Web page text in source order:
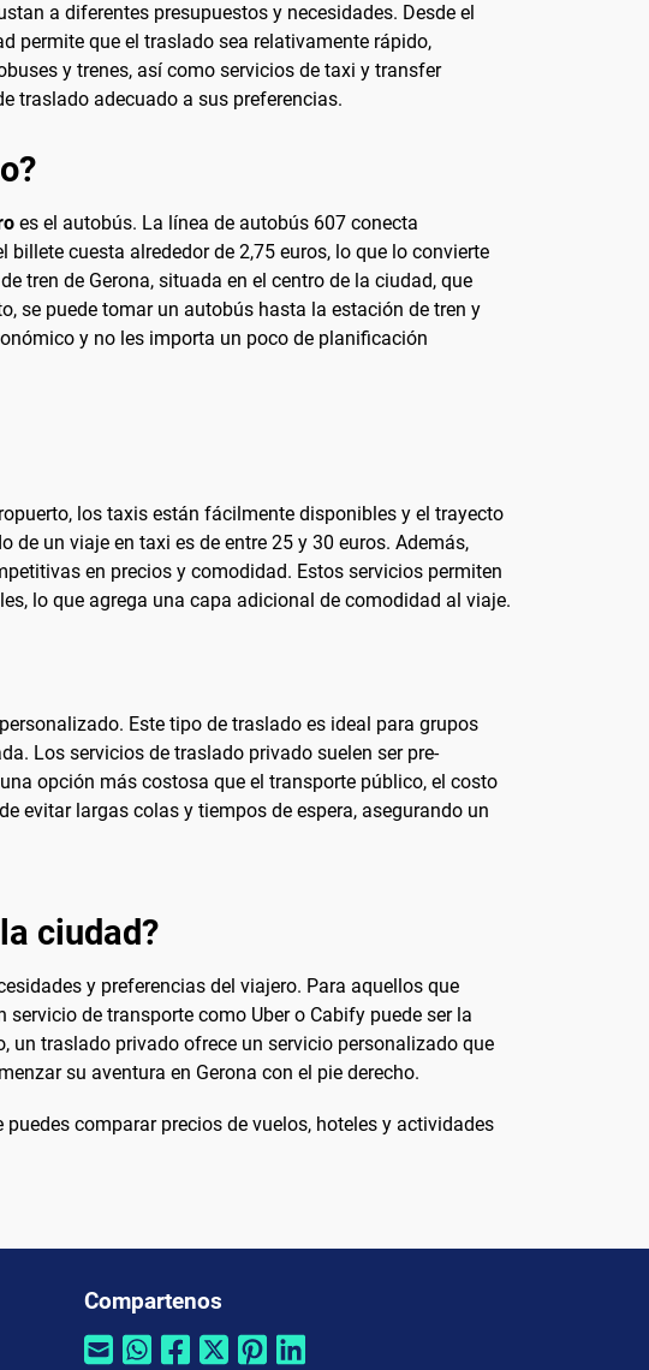
a diferentes presupuestos y necesidades. Desde el
permite que el traslado sea relativamente rápido,
y trenes, así como servicios de taxi y transfer
traslado adecuado a sus preferencias.
es el autobús. La línea de autobús 607 conecta
cuesta alrededor de 2,75 euros, lo que lo convierte
tren de Gerona, situada en el centro de la ciudad, que
se puede tomar un autobús hasta la estación de tren y
y no les importa un poco de planificación
los taxis están fácilmente disponibles y el trayecto
un viaje en taxi es de entre 25 y 30 euros. Además,
en precios y comodidad. Estos servicios permiten
lo que agrega una capa adicional de comodidad al viaje.
Este tipo de traslado es ideal para grupos
Los servicios de traslado privado suelen ser pre-
opción más costosa que el transporte público, el costo
evitar largas colas y tiempos de espera, asegurando un
ciudad?
y preferencias del viajero. Para aquellos que
de transporte como Uber o Cabify puede ser la
un traslado privado ofrece un servicio personalizado que
su aventura en Gerona con el pie derecho.
puedes comparar precios de vuelos, hoteles y actividades
Compartenos